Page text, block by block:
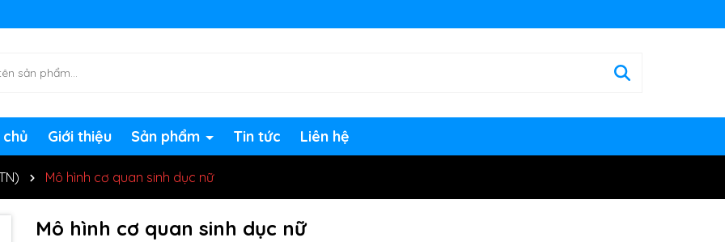
chờ đợi bạn
Giới thiệu Sản phẩm Tin tức Liên hệ
Mô hình cơ quan sinh dục nữ
Mô hình cơ quan sinh dục nữ